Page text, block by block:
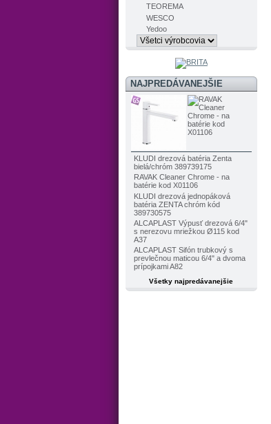
TEOREMA
WESCO
Yedoo
NAJPREDÁVANEJŠIE
KLUDI drezová batéria Zenta
bielá/chróm 389739175
RAVAK Cleaner Chrome - na
batérie kod X01106
KLUDI drezová jednopáková
batéria ZENTA chróm kód
389730575
ALCAPLAST Výpusť drezová 6/4"
s nerezovu mriežkou Ø115 kod
A37
ALCAPLAST Sifón trubkový s
prevlečnou maticou 6/4" a dvoma
prípojkami A82
Všetky najpredávanejšie